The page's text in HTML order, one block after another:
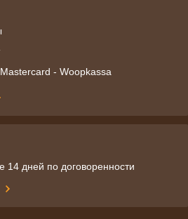
- Woopkassa
14 дней по договоренности